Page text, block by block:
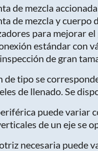
de mezcla
de mezcla y cuerpo
para mejorar
estándar con
de gran
de tipo se
de llenado. Se
puede variar
de un eje se
necesaria puede